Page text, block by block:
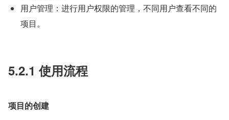
用户管理：进行用户权限的管理，不同用户查看不同的
项目。
5.2.1 使用流程
项目的创建